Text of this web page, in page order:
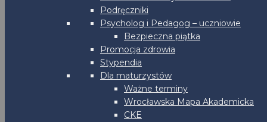
Podręczniki
Psycholog i Pedagog – uczniowie
Bezpieczna piątka
Promocja zdrowia
Stypendia
Dla maturzystów
Ważne terminy
Wrocławska Mapa Akademicka
CKE